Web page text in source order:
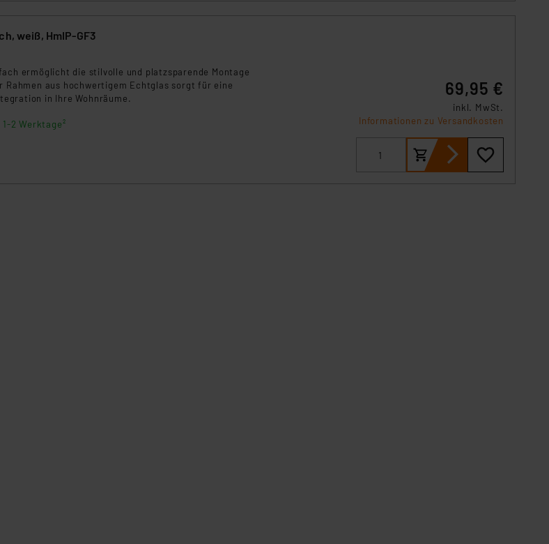
IP Glasrahmen, 3-fach, weiß, HmIP-GF3
ermöglicht die stilvolle und platzsparende Montage
Rahmen aus hochwertigem Echtglas sorgt für eine
in Ihre Wohnräume.
2 Werktage²
69,95 €
inkl. MwSt.
Informationen zu Versandkosten